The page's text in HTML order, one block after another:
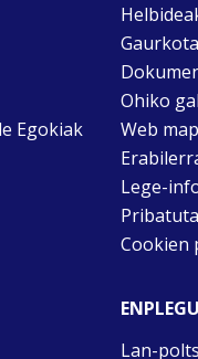
Egokiak
Ohiko
Web
Lege-
Cookien
Lan-